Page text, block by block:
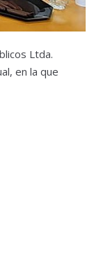
Ltda.
en la que